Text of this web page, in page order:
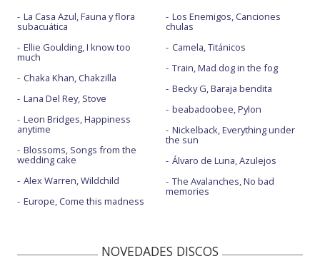
La Casa Azul, Fauna y flora
subacuática
Ellie Goulding, I know too
much
Chaka Khan, Chakzilla
Lana Del Rey, Stove
Leon Bridges, Happiness
anytime
Blossoms, Songs from the
wedding cake
Alex Warren, Wildchild
Europe, Come this madness
Los Enemigos, Canciones
chulas
Camela, Titánicos
Train, Mad dog in the fog
Becky G, Baraja bendita
beabadoobee, Pylon
Nickelback, Everything under
the sun
Álvaro de Luna, Azulejos
The Avalanches, No bad
memories
NOVEDADES DISCOS